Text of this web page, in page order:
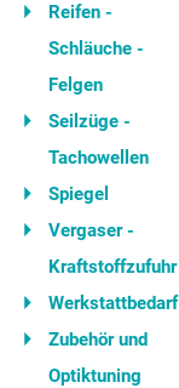
Reifen -
Schläuche -
Felgen
Seilzüge -
Tachowellen
Spiegel
Vergaser -
Kraftstoffzufuhr
Werkstattbedarf
Zubehör und
Optiktuning